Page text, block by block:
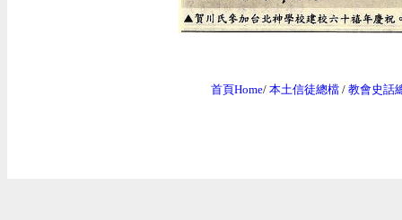
首頁Home/ 本土信徒總檔 / 教會史話